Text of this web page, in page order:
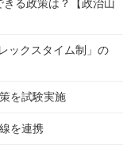
る政策は？【政治山
ックスタイム制」の
を試験実施
を連携